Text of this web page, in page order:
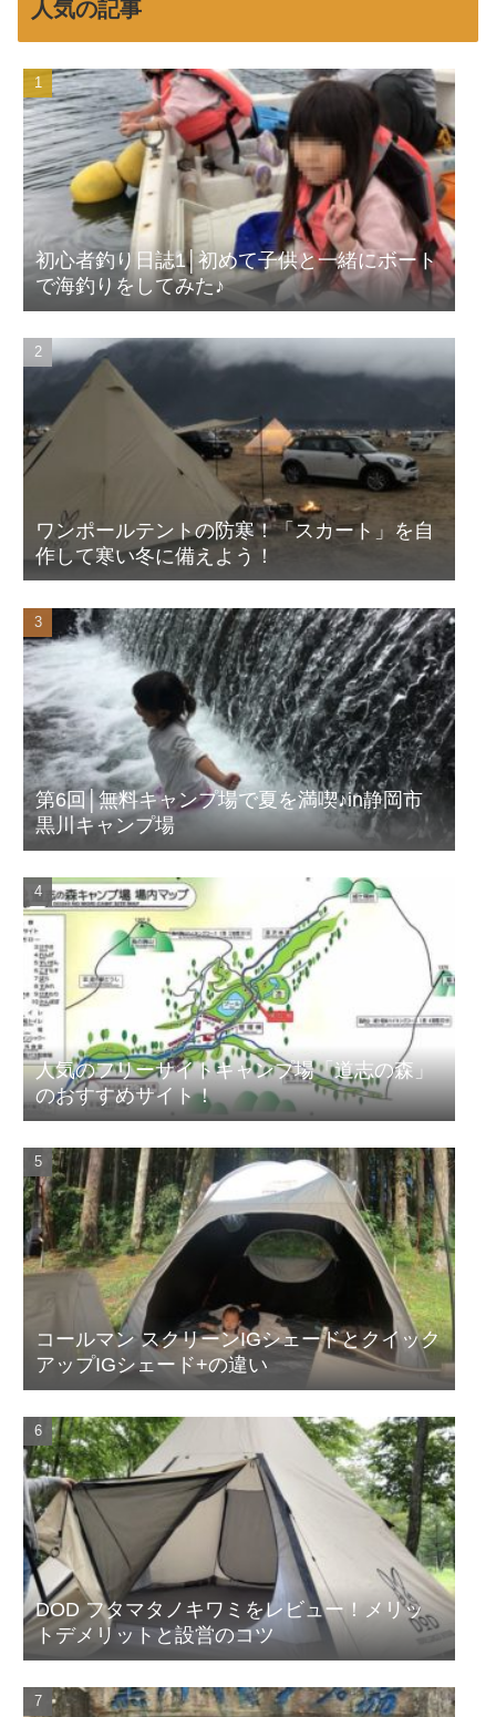
人気の記事
初心者釣り日誌1│初めて子供と一緒にボート
で海釣りをしてみた♪
ワンポールテントの防寒！「スカート」を自
作して寒い冬に備えよう！
第6回│無料キャンプ場で夏を満喫♪in静岡市
黒川キャンプ場
人気のフリーサイトキャンプ場「道志の森」
のおすすめサイト！
コールマン スクリーンIGシェードとクイック
アップIGシェード+の違い
DOD フタマタノキワミをレビュー！メリッ
トデメリットと設営のコツ